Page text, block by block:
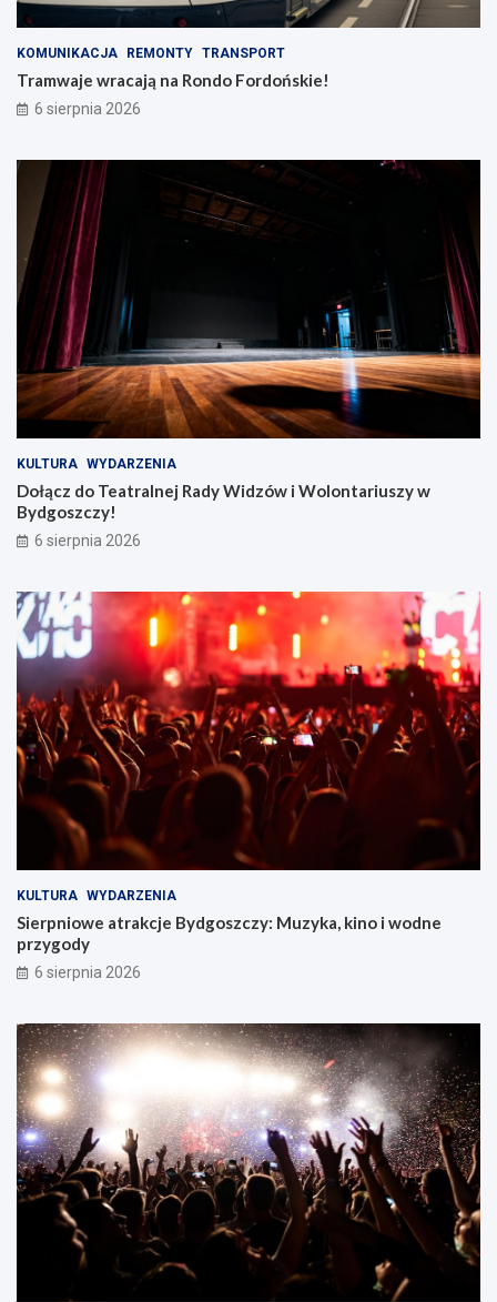
KOMUNIKACJA REMONTY TRANSPORT
Tramwaje wracają na Rondo Fordońskie!
6 sierpnia 2026
KULTURA WYDARZENIA
Dołącz do Teatralnej Rady Widzów i Wolontariuszy w
Bydgoszczy!
6 sierpnia 2026
KULTURA WYDARZENIA
Sierpniowe atrakcje Bydgoszczy: Muzyka, kino i wodne
przygody
6 sierpnia 2026